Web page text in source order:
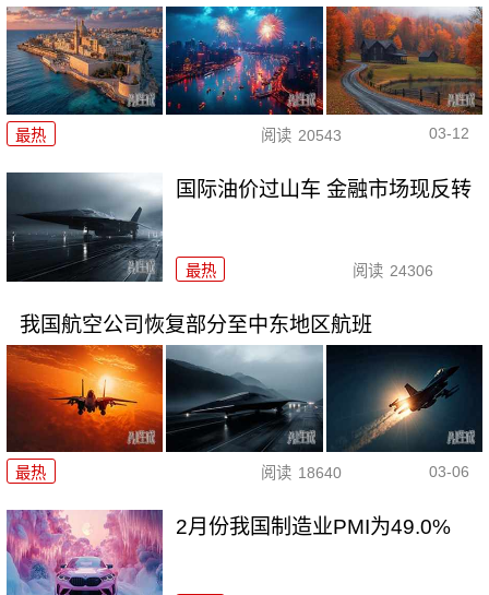
最热 阅读 20543 03-12
国际油价过山车 金融市场现反转
最热 阅读 24306
我国航空公司恢复部分至中东地区航班
最热 阅读 18640 03-06
2月份我国制造业PMI为49.0%